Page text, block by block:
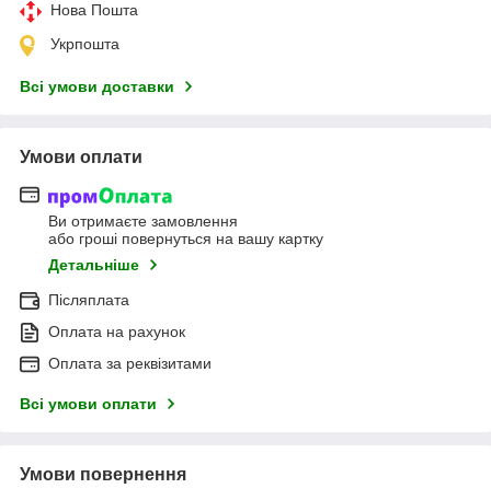
Нова Пошта
Укрпошта
Всі умови доставки
Умови оплати
Ви отримаєте замовлення
або гроші повернуться на вашу картку
Детальніше
Післяплата
Оплата на рахунок
Оплата за реквізитами
Всі умови оплати
Умови повернення